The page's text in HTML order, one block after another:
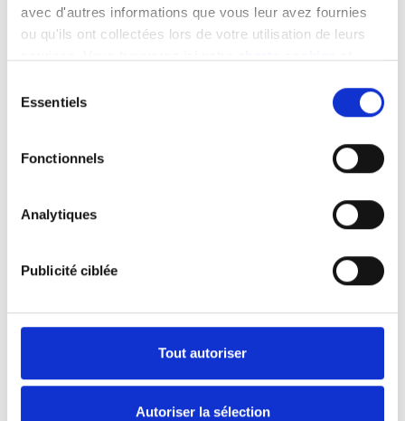
avec d'autres informations que vous leur avez fournies
ou qu'ils ont collectées lors de votre utilisation de leurs
Essentiels
Fonctionnels
Analytiques
Publicité ciblée
Tout autoriser
Autoriser la sélection
Moteur à combustion interne
au gaz naturel (CNG)
méthane, le gaz naturel
toujours avec un moteur capable de rouler à
l’essence (réserve pour continuer sans CNG)
moins polluant et plus économique (10% de
Moteur à combustion interne
au gaz de pétrole liquéfié